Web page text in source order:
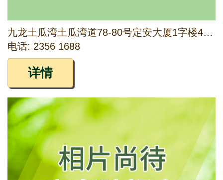
九龙土瓜湾土瓜湾道78-80号定安大厦1字楼4A、4B、4C室及上乡道66号地下地铺
电话: 2356 1688
详情